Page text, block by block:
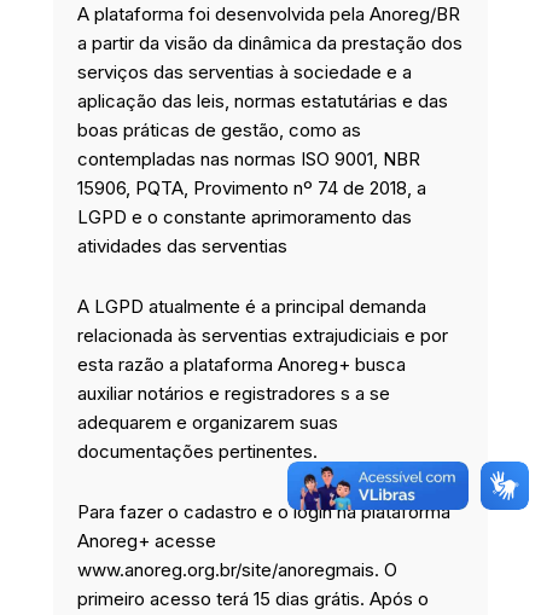
A plataforma foi desenvolvida pela Anoreg/BR
a partir da visão da dinâmica da prestação dos
serviços das serventias à sociedade e a
aplicação das leis, normas estatutárias e das
boas práticas de gestão, como as
contempladas nas normas ISO 9001, NBR
15906, PQTA, Provimento nº 74 de 2018, a
LGPD e o constante aprimoramento das
atividades das serventias
A LGPD atualmente é a principal demanda
relacionada às serventias extrajudiciais e por
esta razão a plataforma Anoreg+ busca
auxiliar notários e registradores s a se
adequarem e organizarem suas
documentações pertinentes.
Para fazer o cadastro e o login na plataforma
Anoreg+ acesse
www.anoreg.org.br/site/anoregmais. O
primeiro acesso terá 15 dias grátis. Após o